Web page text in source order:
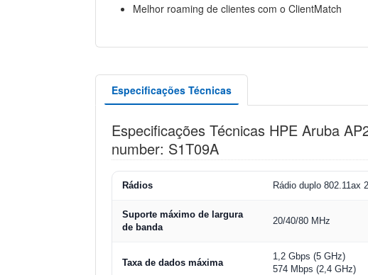
Melhor roaming de clientes com o ClientMatch
Especificações Técnicas
Especificações Técnicas HPE Aruba
number: S1T09A
Rádios Rádio duplo 802.11ax
Suporte máximo de largura
de banda
20/40/80 MHz
Taxa de dados máxima
1,2 Gbps (5 GHz)
574 Mbps (2,4 GHz)